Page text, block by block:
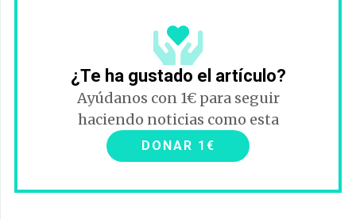
¿Te ha gustado el artículo?
Ayúdanos con 1€ para seguir
haciendo noticias como esta
DONAR 1€